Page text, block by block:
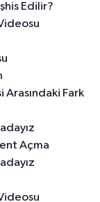
Edilir?
Fark
Açma